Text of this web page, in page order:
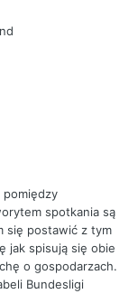
pomiędzy
spotkania są
się postawić z tym
jak spisują się obie
o gospodarzach.
Bundesligi